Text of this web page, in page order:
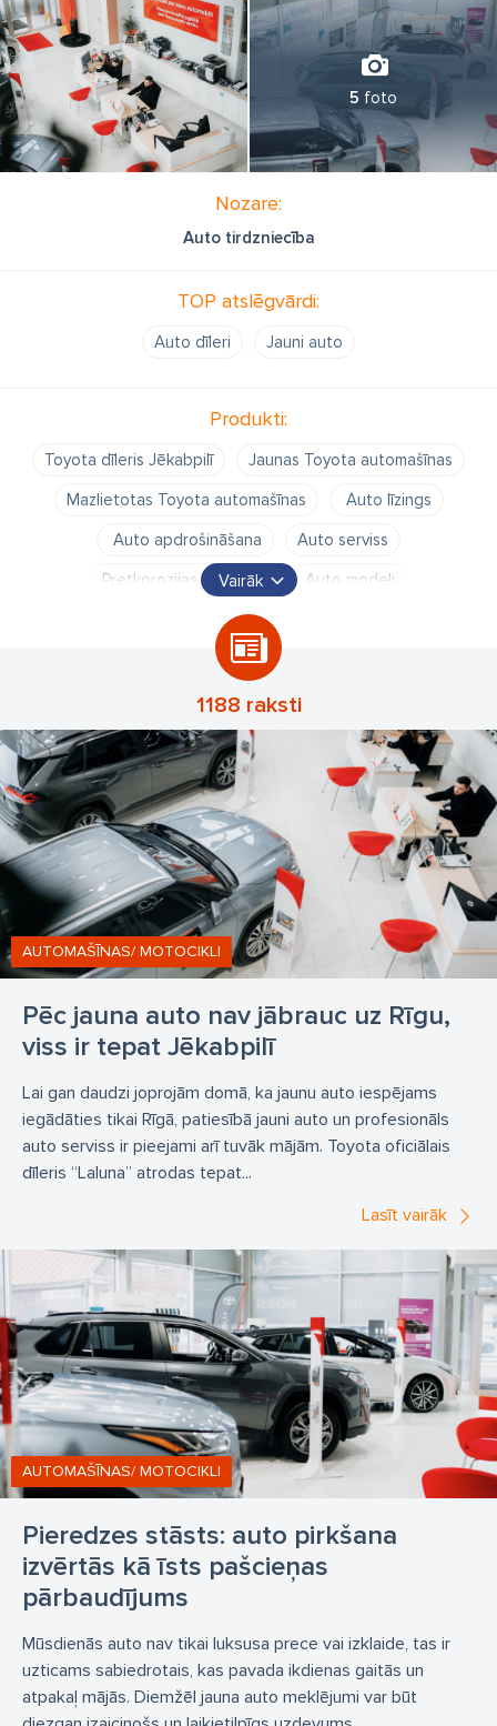
5 foto
Nozare:
Auto tirdzniecība
TOP atslēgvārdi:
Auto dīleri Jauni auto
Produkti:
Toyota dīleris Jēkabpilī
Jaunas Toyota automašīnas
Mazlietotas Toyota automašīnas
Auto līzings
Auto apdrošināšana
Auto serviss
Pretkorozijas apstrāde
Auto modeļi
RAV4
Corolla
Proace
Vairāk
1188 raksti
Pēc jauna auto nav jābrauc uz Rīgu,
viss ir tepat Jēkabpilī
AUTOMAŠĪNAS/ MOTOCIKLI
Lai gan daudzi joprojām domā, ka jaunu auto iespējams
iegādāties tikai Rīgā, patiesībā jauni auto un profesionāls
auto serviss ir pieejami arī tuvāk mājām. Toyota oficiālais
dīleris “Laluna” atrodas tepat...
Lasīt vairāk
Pieredzes stāsts: auto pirkšana
izvērtās kā īsts pašcieņas
pārbaudījums
AUTOMAŠĪNAS/ MOTOCIKLI
Mūsdienās auto nav tikai luksusa prece vai izklaide, tas ir
uzticams sabiedrotais, kas pavada ikdienas gaitās un
atpakaļ mājās. Diemžēl jauna auto meklējumi var būt